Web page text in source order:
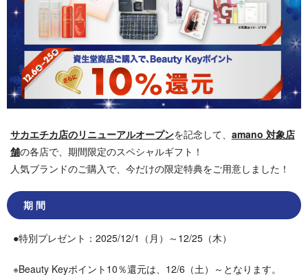
サカエチカ店のリニューアルオープンを記念して、 amano 対象店
舗の各店で、期間限定のスペシャルギフト！
人気ブランドのご購入で、今だけの限定特典をご用意しました！
期間
●特別プレゼント：2025/12/1（月）～12/25（木）
※Beauty Keyポイント10％還元は、12/6（土）～となります。